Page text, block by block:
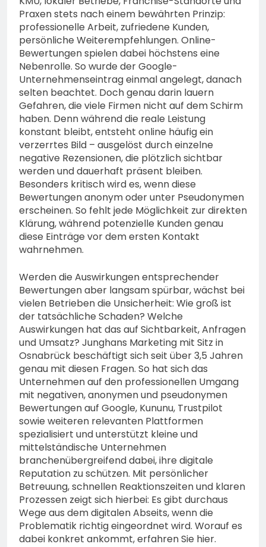
Praxen stets nach einem bewährten Prinzip:
professionelle Arbeit, zufriedene Kunden,
persönliche Weiterempfehlungen. Online-
Bewertungen spielen dabei höchstens eine
Nebenrolle. So wurde der Google-
Unternehmenseintrag einmal angelegt, danach
selten beachtet. Doch genau darin lauern
Gefahren, die viele Firmen nicht auf dem Schirm
haben. Denn während die reale Leistung
konstant bleibt, entsteht online häufig ein
verzerrtes Bild – ausgelöst durch einzelne
negative Rezensionen, die plötzlich sichtbar
werden und dauerhaft präsent bleiben.
Besonders kritisch wird es, wenn diese
Bewertungen anonym oder unter Pseudonymen
erscheinen. So fehlt jede Möglichkeit zur direkten
Klärung, während potenzielle Kunden genau
diese Einträge vor dem ersten Kontakt
wahrnehmen.
Werden die Auswirkungen entsprechender
Bewertungen aber langsam spürbar, wächst bei
vielen Betrieben die Unsicherheit: Wie groß ist
der tatsächliche Schaden? Welche
Auswirkungen hat das auf Sichtbarkeit, Anfragen
und Umsatz? Junghans Marketing mit Sitz in
Osnabrück beschäftigt sich seit über 3,5 Jahren
genau mit diesen Fragen. So hat sich das
Unternehmen auf den professionellen Umgang
mit negativen, anonymen und pseudonymen
Bewertungen auf Google, Kununu, Trustpilot
sowie weiteren relevanten Plattformen
spezialisiert und unterstützt kleine und
mittelständische Unternehmen
branchenübergreifend dabei, ihre digitale
Reputation zu schützen. Mit persönlicher
Betreuung, schnellen Reaktionszeiten und klaren
Prozessen zeigt sich hierbei: Es gibt durchaus
Wege aus dem digitalen Abseits, wenn die
Problematik richtig eingeordnet wird. Worauf es
dabei konkret ankommt, erfahren Sie hier.